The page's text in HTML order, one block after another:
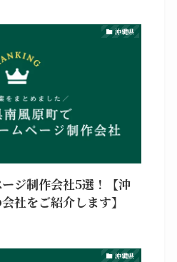
沖縄県
ジ制作会社5選！【沖
社をご紹介します】
沖縄県